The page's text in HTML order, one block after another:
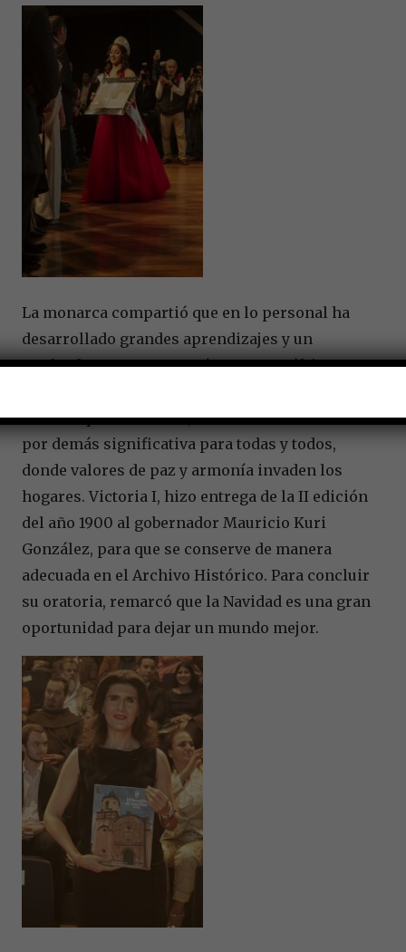
La monarca compartió que en lo personal ha
desarrollado grandes aprendizajes y un
profundo amor por Querétaro. En su último
destacó que la Navidad, se trata de una fecha
por demás significativa para todas y todos,
donde valores de paz y armonía invaden los
hogares. Victoria I, hizo entrega de la II edición
del año 1900 al gobernador Mauricio Kuri
González, para que se conserve de manera
adecuada en el Archivo Histórico. Para concluir
su oratoria, remarcó que la Navidad es una gran
oportunidad para dejar un mundo mejor.